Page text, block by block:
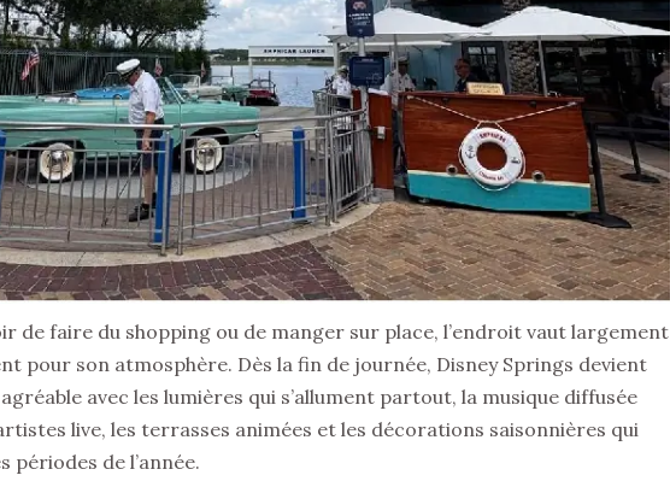
de faire du shopping ou de manger sur place, l’endroit vaut largement
pour son atmosphère. Dès la fin de journée, Disney Springs devient
avec les lumières qui s’allument partout, la musique diffusée
live, les terrasses animées et les décorations saisonnières qui
périodes de l’année.